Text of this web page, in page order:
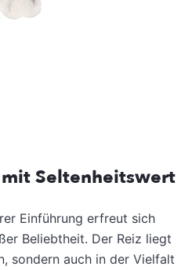
Seltenheitswert
Einführung erfreut sich
Beliebtheit. Der Reiz liegt
sondern auch in der Vielfalt